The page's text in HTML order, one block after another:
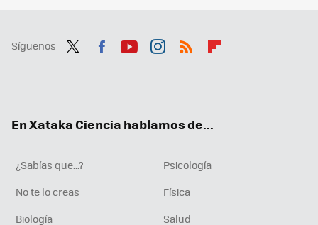
Síguenos
En Xataka Ciencia hablamos de...
¿Sabías que...?
Psicología
No te lo creas
Física
Biología
Salud